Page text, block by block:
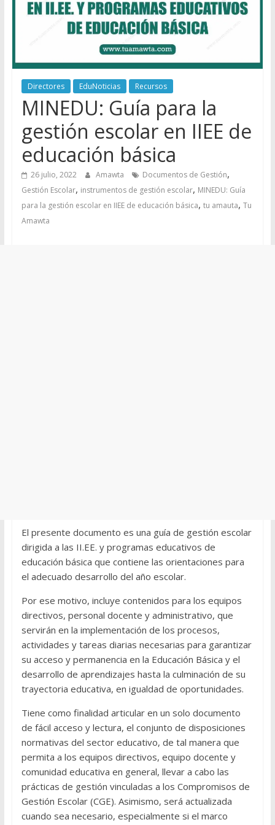
Directores EduNoticias Recursos
MINEDU: Guía para la
gestión escolar en IIEE de
educación básica
26 julio, 2022 Amawta Documentos de Gestión,
Gestión Escolar, instrumentos de gestión escolar, MINEDU: Guía
para la gestión escolar en IIEE de educación básica, tu amauta, Tu
Amawta
El presente documento es una guía de gestión escolar
dirigida a las II.EE. y programas educativos de
educación básica que contiene las orientaciones para
el adecuado desarrollo del año escolar.
Por ese motivo, incluye contenidos para los equipos
directivos, personal docente y administrativo, que
servirán en la implementación de los procesos,
actividades y tareas diarias necesarias para garantizar
su acceso y permanencia en la Educación Básica y el
desarrollo de aprendizajes hasta la culminación de su
trayectoria educativa, en igualdad de oportunidades.
Tiene como finalidad articular en un solo documento
de fácil acceso y lectura, el conjunto de disposiciones
normativas del sector educativo, de tal manera que
permita a los equipos directivos, equipo docente y
comunidad educativa en general, llevar a cabo las
prácticas de gestión vinculadas a los Compromisos de
Gestión Escolar (CGE). Asimismo, será actualizada
cuando sea necesario, especialmente si el marco